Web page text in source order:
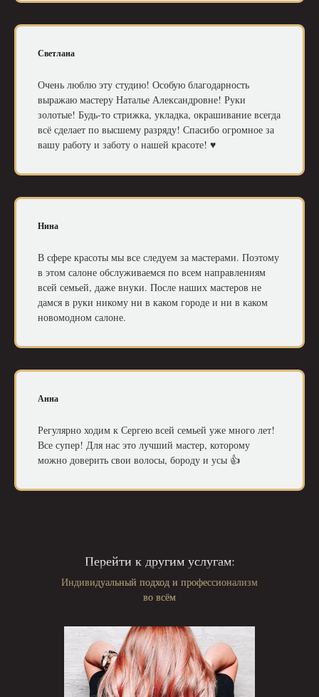
Светлана
Очень люблю эту студию! Особую благодарность
выражаю мастеру Наталье Александровне! Руки
золотые! Будь-то стрижка, укладка, окрашивание всегда
всё сделает по высшему разряду! Спасибо огромное за
вашу работу и заботу о нашей красоте! ♥️
Нина
В сфере красоты мы все следуем за мастерами. Поэтому
в этом салоне обслуживаемся по всем направлениям
всей семьей, даже внуки. После наших мастеров не
дамся в руки никому ни в каком городе и ни в каком
новомодном салоне.
Анна
Регулярно ходим к Сергею всей семьей уже много лет!
Все супер! Для нас это лучший мастер, которому
можно доверить свои волосы, бороду и усы 👍
Индивидуальный подход и профессионализм
во всём
Перейти к другим услугам: